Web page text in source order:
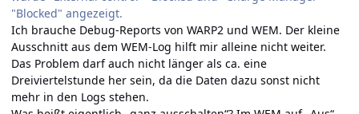
"Blocked" angezeigt.
Ich brauche Debug-Reports von WARP2 und WEM. Der kleine
Ausschnitt aus dem WEM-Log hilft mir alleine nicht weiter.
Das Problem darf auch nicht länger als ca. eine
Dreiviertelstunde her sein, da die Daten dazu sonst nicht
mehr in den Logs stehen.